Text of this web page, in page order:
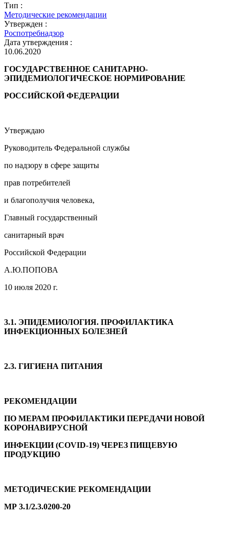
Тип :
Методические рекомендации
Утвержден :
Роспотребнадзор
Дата утверждения :
10.06.2020
ГОСУДАРСТВЕННОЕ САНИТАРНО-
ЭПИДЕМИОЛОГИЧЕСКОЕ НОРМИРОВАНИЕ
РОССИЙСКОЙ ФЕДЕРАЦИИ
Утверждаю
Руководитель Федеральной службы
по надзору в сфере защиты
прав потребителей
и благополучия человека,
Главный государственный
санитарный врач
Российской Федерации
А.Ю.ПОПОВА
10 июля 2020 г.
3.1. ЭПИДЕМИОЛОГИЯ. ПРОФИЛАКТИКА
ИНФЕКЦИОННЫХ БОЛЕЗНЕЙ
2.3. ГИГИЕНА ПИТАНИЯ
РЕКОМЕНДАЦИИ
ПО МЕРАМ ПРОФИЛАКТИКИ ПЕРЕДАЧИ НОВОЙ
КОРОНАВИРУСНОЙ
ИНФЕКЦИИ (COVID-19) ЧЕРЕЗ ПИЩЕВУЮ
ПРОДУКЦИЮ
МЕТОДИЧЕСКИЕ РЕКОМЕНДАЦИИ
МР 3.1/2.3.0200-20